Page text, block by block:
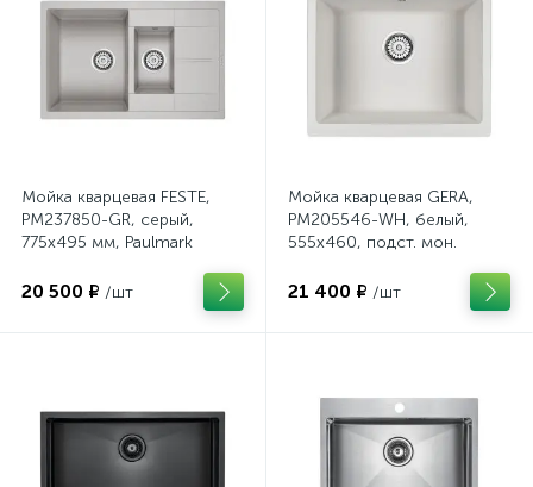
Мойка кварцевая FESTE,
PM237850-GR, серый,
775х495 мм, Paulmark
20 500 ₽ /шт
Мойка кварцевая GERA,
PM205546-WH, белый,
555х460, подст. мон.
21 400 ₽ /шт